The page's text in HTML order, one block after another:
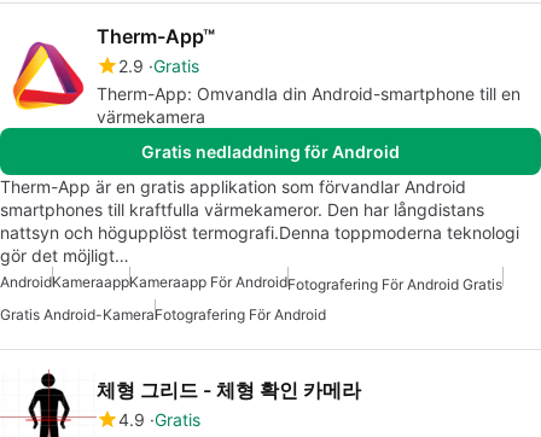
Therm-App™
2.9 Gratis
Therm-App: Omvandla din Android-smartphone till en
värmekamera
Gratis nedladdning för Android
Therm-App är en gratis applikation som förvandlar Android
smartphones till kraftfulla värmekameror. Den har långdistans
nattsyn och högupplöst termografi.Denna toppmoderna teknologi
gör det möjligt…
AndroidKameraappKameraapp För AndroidFotografering För Android Gratis
Gratis Android-KameraFotografering För Android
체형 그리드 - 체형 확인 카메라
4.9 Gratis